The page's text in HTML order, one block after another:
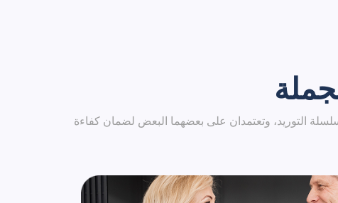
التوريد، وتعتمدان على بعضهما البعض لضمان كفاءة